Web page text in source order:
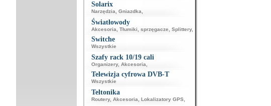
Solarix
Narzędzia Gniazdka
Światłowody
Akcesoria Tłumiki, sprzęgacze Splittery,
Switche
Wszystkie
Szafy rack 10/19 cali
Organizery, Akcesoria
Telewizja cyfrowa DVB-T
Wszystkie
Teltonika
Routery, Akcesoria Lokalizatory GPS,